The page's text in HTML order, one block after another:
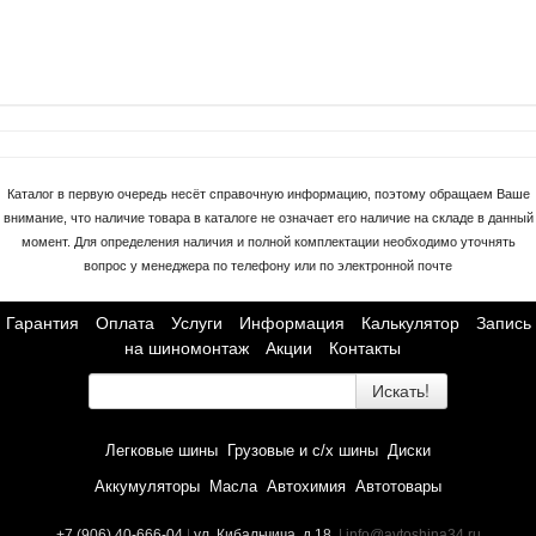
Каталог в первую очередь несёт справочную информацию, поэтому обращаем Ваше
внимание, что наличие товара в каталоге не означает его наличие на складе в данный
момент. Для определения наличия и полной комплектации необходимо уточнять
вопрос у менеджера по телефону или по электронной почте
Гарантия Оплата Услуги Информация Калькулятор
Запись
на шиномонтаж
Акции Контакты
Искать!
Легковые шины Грузовые и с/х шины Диски
Аккумуляторы
Масла Автохимия Автотовары